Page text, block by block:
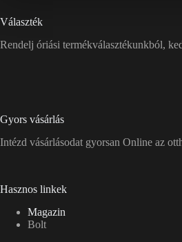
Választék
Rendelj óriási termékválasztékunkból,
Gyors vásárlás
Intézd vásárlásodat gyorsan Online az
Hasznos linkek
Magazin
Bolt